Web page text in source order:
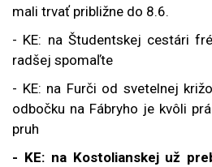
mali trvať približne do 8.6.
- KE: na Študentskej cestári
radšej spomaľte
- KE: na Furči od svetelnej
odbočku na Fábryho je kvôli
pruh
- KE: na Kostolianskej už